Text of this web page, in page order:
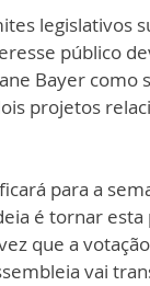
legislativos
público
Bayer como
projetos
para a
é tornar
que a
vai